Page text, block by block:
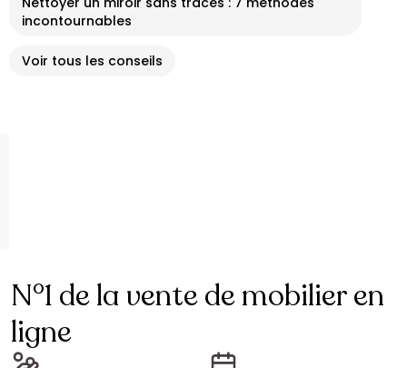
incontournables
Voir tous les conseils
N°1 de la vente de mobilier en
ligne